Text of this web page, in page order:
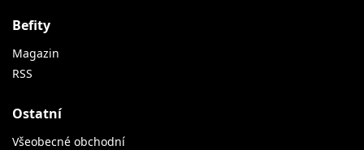
Befity
Magazin
RSS
Ostatní
Všeobecné obchodní